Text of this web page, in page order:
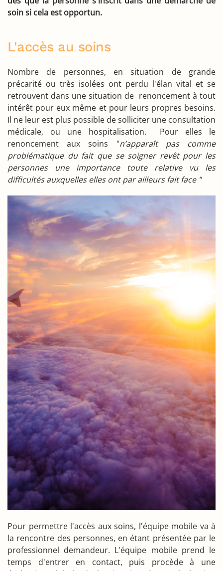
soin si cela est opportun.
L'accès au soins
Nombre de personnes, en situation de grande
précarité ou très isolées ont perdu l'élan vital et se
retrouvent dans une situation de renoncement à tout
intérêt pour eux même et pour leurs propres besoins.
Il ne leur est plus possible de solliciter une consultation
médicale, ou une hospitalisation. Pour elles le
renoncement aux soins "n’apparaît pas comme
problématique du fait que se soigner revêt pour les
personnes une importance toute relative vu les
difficultés auxquelles elles ont par ailleurs fait face "
Pour permettre l'accès aux soins, l'équipe mobile va à
la rencontre des personnes, en étant présentée par le
professionnel demandeur. L'équipe mobile prend le
temps d'entrer en contact, puis procède à une